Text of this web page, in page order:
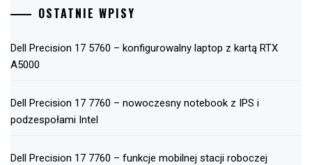
OSTATNIE WPISY
Dell Precision 17 5760 – konfigurowalny laptop z kartą RTX
A5000
Dell Precision 17 7760 – nowoczesny notebook z IPS i
podzespołami Intel
Dell Precision 17 7760 – funkcje mobilnej stacji roboczej